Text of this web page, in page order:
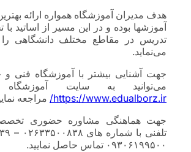
هدف مدیران آموزشگاه همواره ارائه
آموزشها بوده و در این مسیر از اساتید با
تدریس در مقاطع مختلف دانشگاهی را
می‌نماید.
جهت آشنایی بیشتر با آموزشگاه فنی و
می‌توانید به سایت
https://www.edualborz.ir/
مراجعه
جهت هماهنگی مشاوره حضوری
۰۹۳۰۶۱۹۹۵۰۰ تماس حاصل نمایید.